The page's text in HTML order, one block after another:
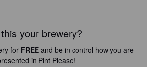
your brewery?
for FREE and be in control how you are
in Pint Please!